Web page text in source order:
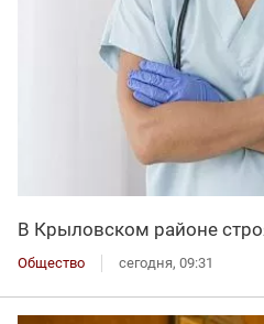
В Крыловском районе
Общество сегодня, 09:31